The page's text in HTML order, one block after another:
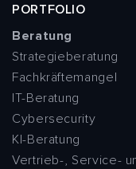
PORTFOLIO
Beratung
Strategieberatung
Fachkräftemangel
IT-Beratung
Cybersecurity
KI-Beratung
Vertrieb-, Service-